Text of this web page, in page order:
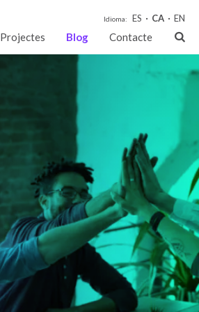
Idioma: ES CA EN
Projectes Blog Contacte